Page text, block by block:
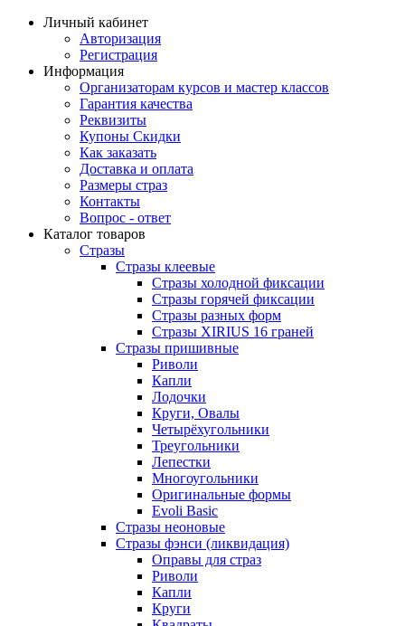
Личный кабинет
Авторизация
Регистрация
Информация
Организаторам курсов и мастер классов
Гарантия качества
Реквизиты
Купоны Скидки
Как заказать
Доставка и оплата
Размеры страз
Контакты
Вопрос - ответ
Каталог товаров
Стразы
Стразы клеевые
Стразы холодной фиксации
Стразы горячей фиксации
Стразы разных форм
Стразы XIRIUS 16 граней
Стразы пришивные
Риволи
Капли
Лодочки
Круги, Овалы
Четырёхугольники
Треугольники
Лепестки
Многоугольники
Оригинальные формы
Evoli Basic
Стразы неоновые
Стразы фэнси (ликвидация)
Оправы для страз
Риволи
Капли
Круги